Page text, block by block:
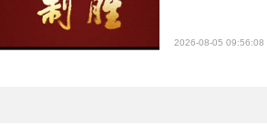
2026-08-05 09:56:08